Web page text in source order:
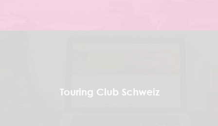
Touring Club Schweiz